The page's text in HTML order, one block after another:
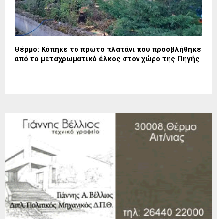
Θέρμο: Κόπηκε το πρώτο πλατάνι που προσβλήθηκε
από το μεταχρωματικό έλκος στον χώρο της Πηγής